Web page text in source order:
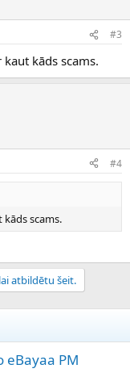
#3
kāds scams.
#4
kāds scams.
atbildētu šeit.
eBayaa PM